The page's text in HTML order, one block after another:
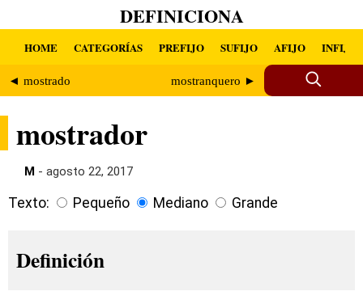
DEFINICIONA
HOME CATEGORÍAS PREFIJO SUFIJO AFIJO INFIJO
◄ mostrado mostranquero ►
mostrador
M - agosto 22, 2017
Texto: Pequeño Mediano Grande
Definición